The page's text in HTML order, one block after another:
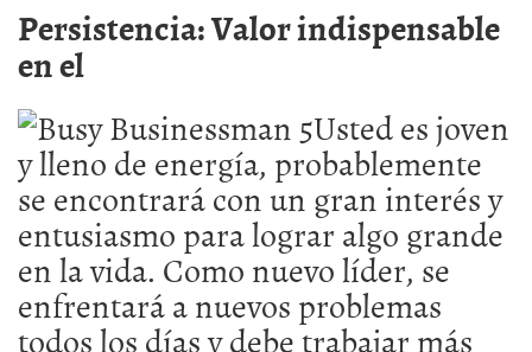
Persistencia: Valor indispensable
en el
Usted es joven
y lleno de energía, probablemente
se encontrará con un gran interés y
entusiasmo para lograr algo grande
en la vida. Como nuevo líder, se
enfrentará a nuevos problemas
todos los días y debe trabajar más